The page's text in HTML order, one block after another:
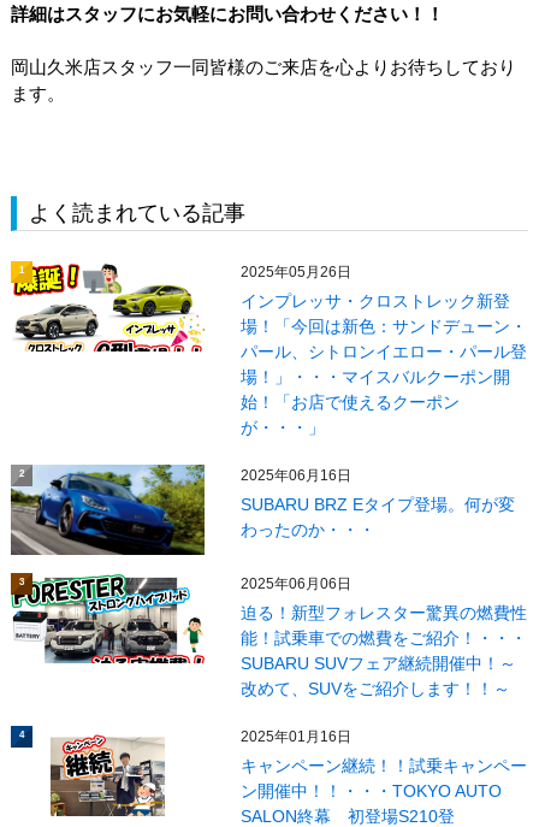
詳細はスタッフにお気軽にお問い合わせください！！
岡山久米店スタッフ一同皆様のご来店を心よりお待ちしており
ます。
よく読まれている記事
1 2025年05月26日
インプレッサ・クロストレック新登
場！「今回は新色：サンドデューン・
パール、シトロンイエロー・パール登
場！」・・・マイスバルクーポン開
始！「お店で使えるクーポン
が・・・」
2 2025年06月16日
SUBARU BRZ Eタイプ登場。何が変
わったのか・・・
3 2025年06月06日
迫る！新型フォレスター驚異の燃費性
能！試乗車での燃費をご紹介！・・・
SUBARU SUVフェア継続開催中！～
改めて、SUVをご紹介します！！～
4 2025年01月16日
キャンペーン継続！！試乗キャンペー
ン開催中！！・・・TOKYO AUTO
SALON終幕 初登場S210登